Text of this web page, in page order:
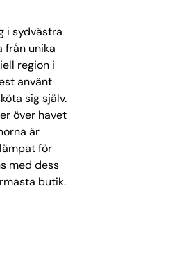
i sydvästra
från unika
region i
använt
sig själv.
över havet
är
för
med dess
butik.